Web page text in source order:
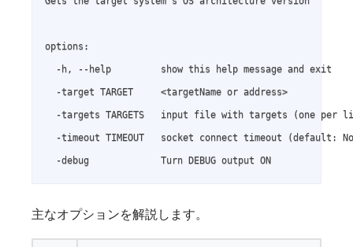
options:
  -h, --help         show this help message and exit
  -target TARGET     <targetName or address>
-targets TARGETS   input file with targets (one per
-timeout TIMEOUT   socket connect timeout (default:
  -debug             Turn DEBUG output ON
主なオプションを解説します。